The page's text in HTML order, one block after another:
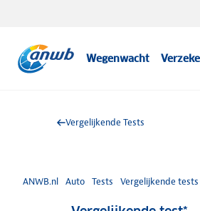
Wegenwacht
Vergelijkende Tests
ANWB.nl Auto Tests Vergelijkende tests